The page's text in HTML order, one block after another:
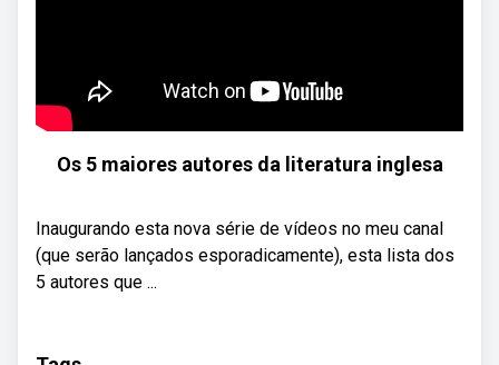
Os 5 maiores autores da literatura inglesa
Inaugurando esta nova série de vídeos no meu canal
(que serão lançados esporadicamente), esta lista dos
5 autores que ...